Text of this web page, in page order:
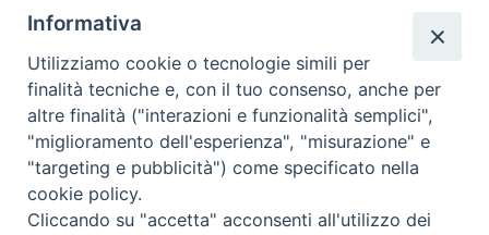
SEDE:
Piazza Paolo III 10 - 00044 Frascati
Tel. 069420467
Informativa
Utilizziamo cookie o tecnologie simili per
finalità tecniche e, con il tuo consenso, anche per
altre finalità ("interazioni e funzionalità semplici",
"miglioramento dell'esperienza", "misurazione" e
"targeting e pubblicità") come specificato nella
cookie policy.
Cliccando su "accetta" acconsenti all'utilizzo dei